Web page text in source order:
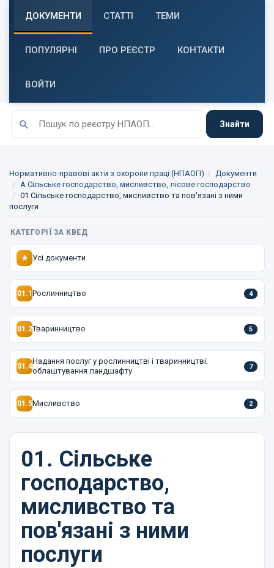
ДОКУМЕНТИ СТАТТІ ТЕМИ
ПОПУЛЯРНІ ПРО РЕЄСТР КОНТАКТИ
ВОЙТИ
Знайти
Нормативно-правові акти з охорони праці (НПАОП)
Документи
A Сільське господарство, мисливство, лісове господарство
01 Сільське господарство, мисливство та пов'язані з ними
послуги
КАТЕГОРІЇ ЗА КВЕД
★ Усі документи
01.1Рослинництво 4
01.2Тваринництво 5
01.4
Надання послуг у рослинництві і тваринництві;
облаштування ландшафту
7
01.5Мисливство 2
01. Сільське
господарство,
мисливство та
пов'язані з ними
послуги